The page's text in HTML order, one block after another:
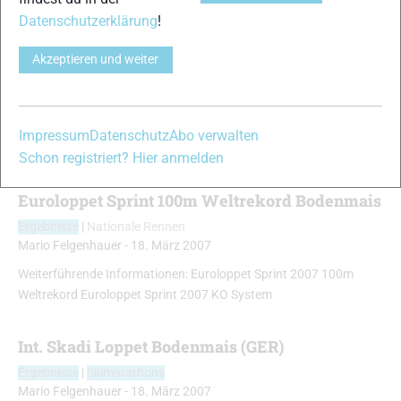
Ergebnisse|Skimarathons
Weiterführende Informationen: Skadi Loppet Bodenmais 2008
Bodenmais 2008 2km FT Skadi Loppet Bodenmais 2008 30km FT
Skadi Loppet Bodenmais 2008 42km KT Skadi Loppet Bodenmais
2008 4km FT Skadi Loppet Bodenmais 2008 6/7km FT
Euroloppet Sprint 100m Weltrekord Bodenmais
| Nationale Rennen
Mario Felgenhauer - 18. März 2007
Weiterführende Informationen: Euroloppet Sprint 2007 100m
Weltrekord Euroloppet Sprint 2007 KO System
Int. Skadi Loppet Bodenmais (GER)
|
Mario Felgenhauer - 18. März 2007
Datenschutzerklärung!
Akzeptieren und weiter
Impressum DatenschutzAbo verwalten
Schon registriert? Hier anmelden